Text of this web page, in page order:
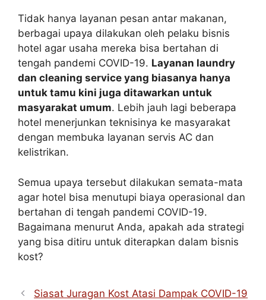
Tidak hanya layanan pesan antar makanan,
berbagai upaya dilakukan oleh pelaku bisnis
hotel agar usaha mereka bisa bertahan di
tengah pandemi COVID-19. Layanan laundry
dan cleaning service yang biasanya hanya
untuk tamu kini juga ditawarkan untuk
masyarakat umum. Lebih jauh lagi beberapa
hotel menerjunkan teknisinya ke masyarakat
dengan membuka layanan servis AC dan
kelistrikan.
Semua upaya tersebut dilakukan semata-mata
agar hotel bisa menutupi biaya operasional dan
bertahan di tengah pandemi COVID-19.
Bagaimana menurut Anda, apakah ada strategi
yang bisa ditiru untuk diterapkan dalam bisnis
kost?
Siasat Juragan Kost Atasi Dampak COVID-19